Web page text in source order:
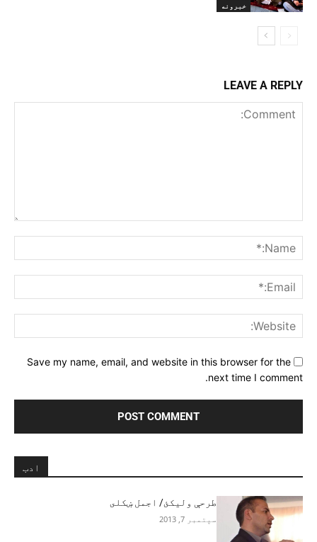
خبرونه
LEAVE A REPLY
Save my name, email, and website in this browser for the
next time I comment.
ادب
طرحې وليکئ/ اجمل ښکلى
سپتمبر 7, 2013